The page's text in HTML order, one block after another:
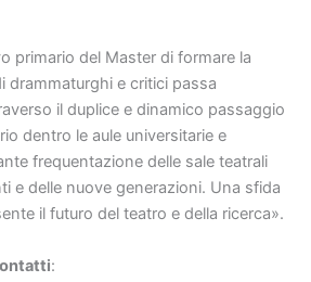
primario del Master di formare la
drammaturghi e critici passa
il duplice e dinamico passaggio
dentro le aule universitarie e
frequentazione delle sale teatrali
e delle nuove generazioni. Una sfida
il futuro del teatro e della ricerca».
: